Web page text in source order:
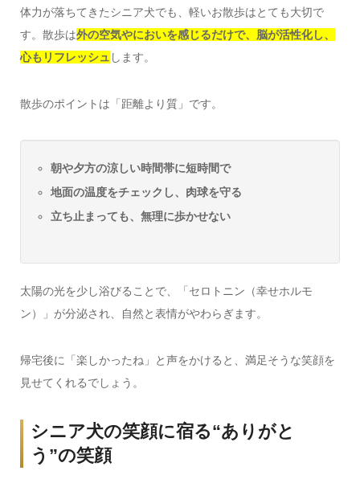
体力が落ちてきたシニア犬でも、軽いお散歩はとても大切で
す。散歩は外の空気やにおいを感じるだけで、脳が活性化し、
心もリフレッシュ します。
散歩のポイントは「距離より質」です。
朝や夕方の涼しい時間帯に短時間で
地面の温度をチェックし、肉球を守る
立ち止まっても、無理に歩かせない
太陽の光を少し浴びることで、「セロトニン（幸せホルモ
ン）」が分泌され、自然と表情がやわらぎます。
帰宅後に「楽しかったね」と声をかけると、満足そうな笑顔を
見せてくれるでしょう。
シニア犬の笑顔に宿る“ありがと
う”の笑顔